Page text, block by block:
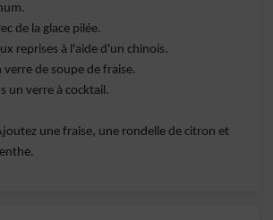
de la glace pilée.
reprises à l'aide d'un chinois.
de soupe de fraise.
un verre à cocktail.
une fraise, une rondelle de citron et